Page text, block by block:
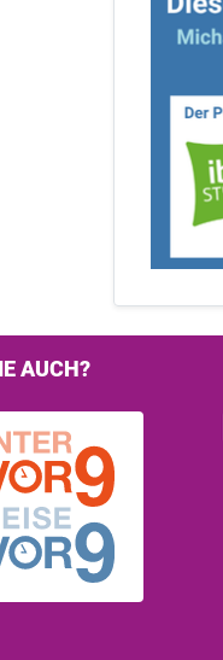
AUCH?